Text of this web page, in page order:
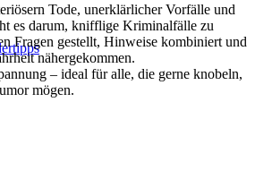
Tode, unerklärlicher Vorfälle und
es darum, knifflige Kriminalfälle zu
Fragen gestellt, Hinweise kombiniert und
nähergekommen.
– ideal für alle, die gerne knobeln,
mögen.